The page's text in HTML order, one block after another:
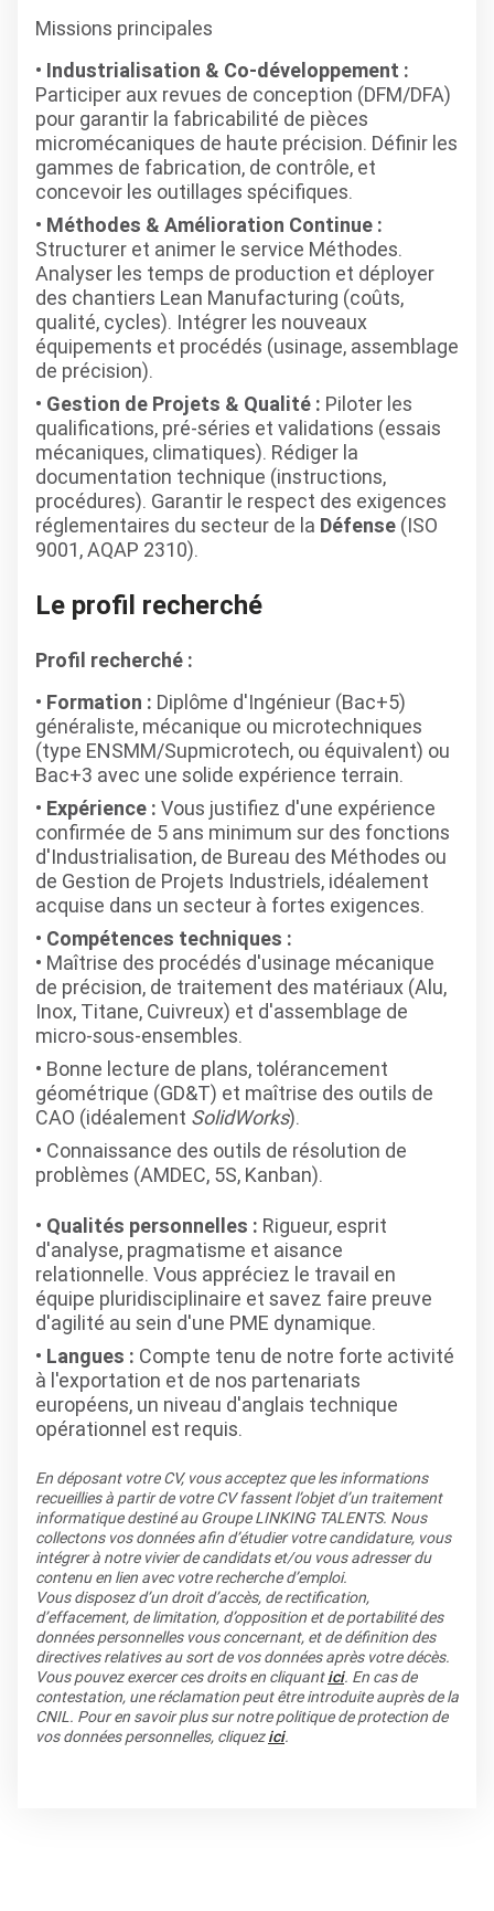
Missions principales
Industrialisation & Co-développement :
Participer aux revues de conception (DFM/DFA)
pour garantir la fabricabilité de pièces
micromécaniques de haute précision. Définir les
gammes de fabrication, de contrôle, et
concevoir les outillages spécifiques.
Méthodes & Amélioration Continue :
Structurer et animer le service Méthodes.
Analyser les temps de production et déployer
des chantiers Lean Manufacturing (coûts,
qualité, cycles). Intégrer les nouveaux
équipements et procédés (usinage, assemblage
de précision).
Gestion de Projets & Qualité : Piloter les
qualifications, pré-séries et validations (essais
mécaniques, climatiques). Rédiger la
documentation technique (instructions,
procédures). Garantir le respect des exigences
réglementaires du secteur de la Défense (ISO
9001, AQAP 2310).
Le profil recherché
Profil recherché :
Formation : Diplôme d'Ingénieur (Bac+5)
généraliste, mécanique ou microtechniques
(type ENSMM/Supmicrotech, ou équivalent) ou
Bac+3 avec une solide expérience terrain.
Expérience : Vous justifiez d'une expérience
confirmée de 5 ans minimum sur des fonctions
d'Industrialisation, de Bureau des Méthodes ou
de Gestion de Projets Industriels, idéalement
acquise dans un secteur à fortes exigences.
Compétences techniques :
Maîtrise des procédés d'usinage mécanique
de précision, de traitement des matériaux (Alu,
Inox, Titane, Cuivreux) et d'assemblage de
micro-sous-ensembles.
Bonne lecture de plans, tolérancement
géométrique (GD&T) et maîtrise des outils de
CAO (idéalement SolidWorks).
Connaissance des outils de résolution de
problèmes (AMDEC, 5S, Kanban).
Qualités personnelles : Rigueur, esprit
d'analyse, pragmatisme et aisance
relationnelle. Vous appréciez le travail en
équipe pluridisciplinaire et savez faire preuve
d'agilité au sein d'une PME dynamique.
Langues : Compte tenu de notre forte activité
à l'exportation et de nos partenariats
européens, un niveau d'anglais technique
opérationnel est requis.
En déposant votre CV, vous acceptez que les informations
recueillies à partir de votre CV fassent l’objet d’un traitement
informatique destiné au Groupe LINKING TALENTS. Nous
collectons vos données afin d’étudier votre candidature, vous
intégrer à notre vivier de candidats et/ou vous adresser du
contenu en lien avec votre recherche d’emploi.
Vous disposez d’un droit d’accès, de rectification,
d’effacement, de limitation, d’opposition et de portabilité des
données personnelles vous concernant, et de définition des
directives relatives au sort de vos données après votre décès.
Vous pouvez exercer ces droits en cliquantici. En cas de
contestation, une réclamation peut être introduite auprès de la
CNIL. Pour en savoir plus sur notre politique de protection de
vos données personnelles, cliquezici.